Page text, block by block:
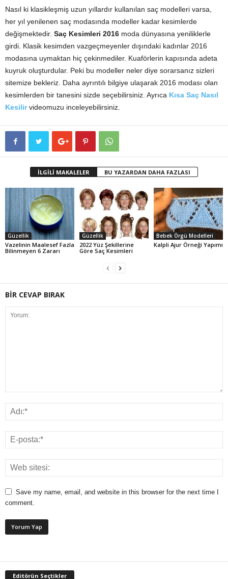
Nasıl ki klasikleşmiş uzun yıllardır kullanılan saç modelleri varsa,
her yıl yenilenen saç modasında modeller kadar kesimlerde
değişmektedir. Saç Kesimleri 2016 moda dünyasına yeniliklerle
girdi. Klasik kesimden vazgeçmeyenler dışındaki kadınlar 2016
modasına uymaktan hiç çekinmediler. Kuaförlerin kapısında adeta
kuyruk oluşturdular. Peki bu modeller neler diye sorarsanız sizleri
sitemize bekleriz. Daha ayrıntılı bilgiye ulaşarak 2016 modası olan
kesimlerden bir tanesini sizde seçebilirsiniz. Ayrıca Kısa Saç Nasıl
Kesilirvideomuzu inceleyebilirsiniz.
İLGİLİ MAKALELER BU YAZARDAN DAHA FAZLASI
Güzellik
Vazelinin Maalesef Fazla
Bilinmeyen 6 Zararı
Güzellik
2022 Yüz Şekillerine
Göre Saç Kesimleri
Bebek Örgü Modelleri
Kalpli Ajur Örneği Yapımı
BİR CEVAP BIRAK
Save my name, email, and website in this browser for the next time I
comment.
Editörün Seçtikler